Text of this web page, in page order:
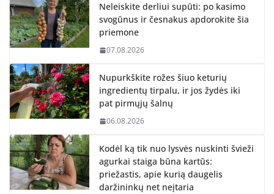
Neleiskite derliui supūti: po kasimo
svogūnus ir česnakus apdorokite šia
priemone
07.08.2026
Nupurkškite rožes šiuo keturių
ingredientų tirpalu, ir jos žydės iki
pat pirmųjų šalnų
06.08.2026
Kodėl ką tik nuo lysvės nuskinti švieži
agurkai staiga būna kartūs:
priežastis, apie kurią daugelis
daržininkų net neįtaria